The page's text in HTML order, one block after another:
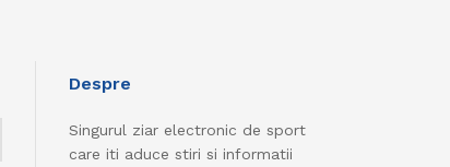
Despre
Singurul ziar electronic de sport
care iti aduce stiri si informatii